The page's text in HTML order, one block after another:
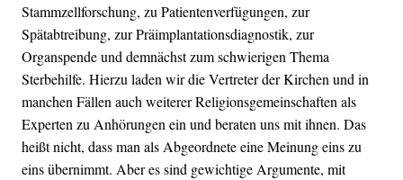
Stammzellforschung, zu Patientenverfügungen, zur
Spätabtreibung, zur Präimplantationsdiagnostik, zur
Organspende und demnächst zum schwierigen Thema
Sterbehilfe. Hierzu laden wir die Vertreter der Kirchen und in
manchen Fällen auch weiterer Religionsgemeinschaften als
Experten zu Anhörungen ein und beraten uns mit ihnen. Das
heißt nicht, dass man als Abgeordnete eine Meinung eins zu
eins übernimmt. Aber es sind gewichtige Argumente, mit